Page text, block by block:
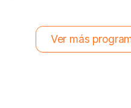
Ver más